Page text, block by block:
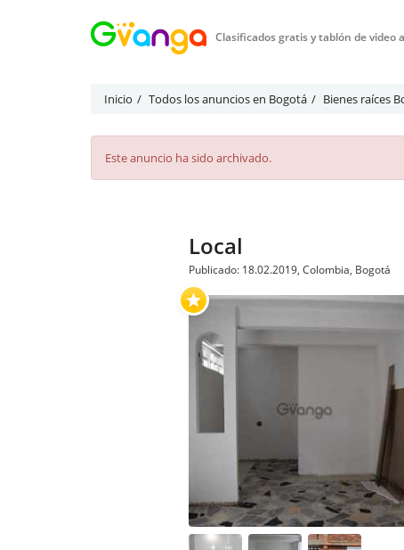
Clasificados gratis y tablón de video
Inicio Todos los anuncios en Bogotá Bienes raíces
Este anuncio ha sido archivado.
Local
Publicado: 18.02.2019, Colombia, Bogotá